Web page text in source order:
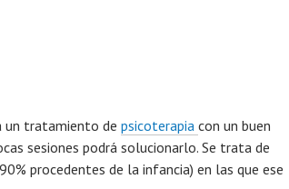
un tratamiento de psicoterapia con un buen
sesiones podrá solucionarlo. Se trata de
procedentes de la infancia) en las que ese